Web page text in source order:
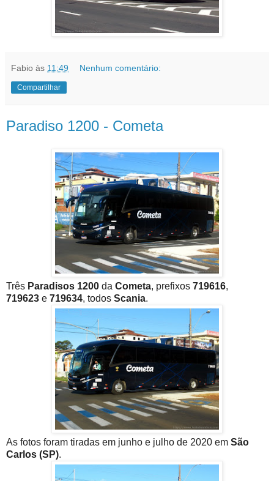
Fabio às 11:49 Nenhum comentário:
Compartilhar
Paradiso 1200 - Cometa
Três Paradisos 1200 da Cometa, prefixos 719616,
719623 e 719634, todos Scania.
As fotos foram tiradas em junho e julho de 2020 em São
Carlos (SP).